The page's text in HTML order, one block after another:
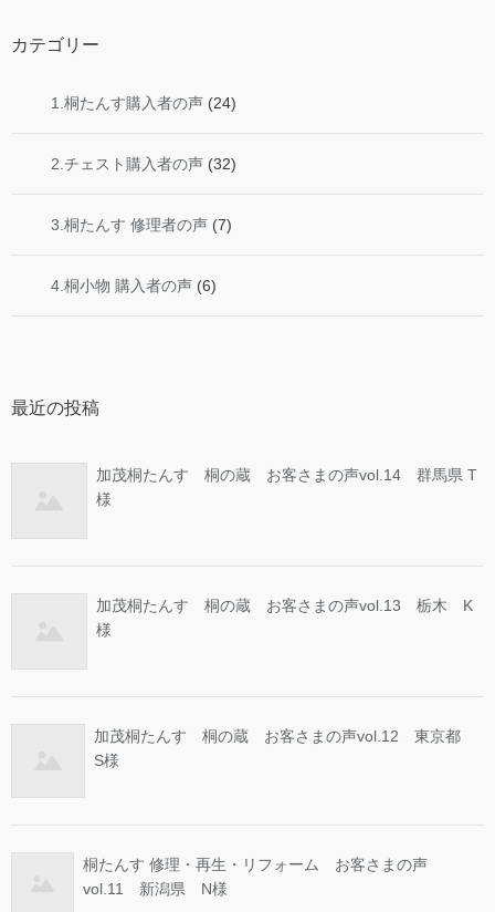
カテゴリー
1.桐たんす購入者の声 (24)
2.チェスト購入者の声 (32)
3.桐たんす 修理者の声 (7)
4.桐小物 購入者の声 (6)
最近の投稿
加茂桐たんす 桐の蔵 お客さまの声vol.14 群馬県 T
様
加茂桐たんす 桐の蔵 お客さまの声vol.13 栃木 K
様
加茂桐たんす 桐の蔵 お客さまの声vol.12 東京都
S様
桐たんす 修理・再生・リフォーム お客さまの声
vol.11 新潟県 N様